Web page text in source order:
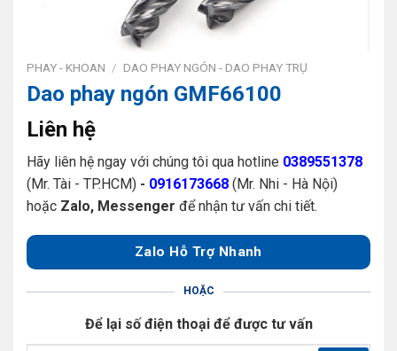
PHAY - KHOAN / DAO PHAY NGÓN - DAO PHAY TRỤ
Dao phay ngón GMF66100
Liên hệ
Hãy liên hệ ngay với chúng tôi qua hotline 0389551378
(Mr. Tài - TP.HCM) - 0916173668 (Mr. Nhi - Hà Nội)
hoặc Zalo, Messenger để nhận tư vấn chi tiết.
Zalo Hỗ Trợ Nhanh
HOẶC
Để lại số điện thoại để được tư vấn